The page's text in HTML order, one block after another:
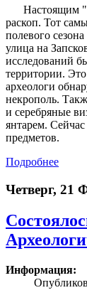
Настоящим
раскоп. Тот
полевого
улица на
исследований
территории.
археологи
некрополь.
и серебряные
янтарем.
предметов.
Подробнее
Четверг, 21
Информация: